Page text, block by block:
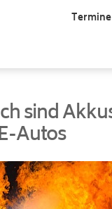
sind
Autos